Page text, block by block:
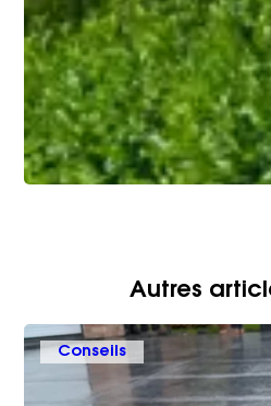
Autres
Conseils